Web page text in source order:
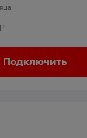
Подключить